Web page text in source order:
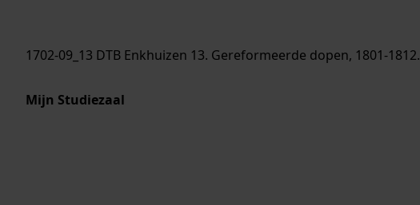
1702-09_13 DTB Enkhuizen 13. Gereformeerde dopen, 1801-1812.
Mijn Studiezaal